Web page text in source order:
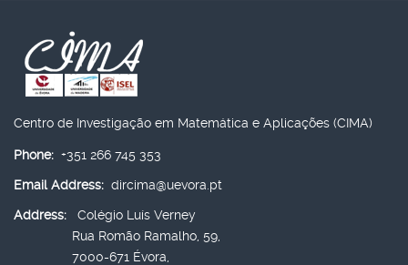
Centro de Investigação em Matemática e Aplicações (CIMA)
Phone: +351 266 745 353
Email Address: dircima@uevora.pt
Address:
Colégio Luís Verney
Rua Romão Ramalho, 59,
7000-671 Évora,